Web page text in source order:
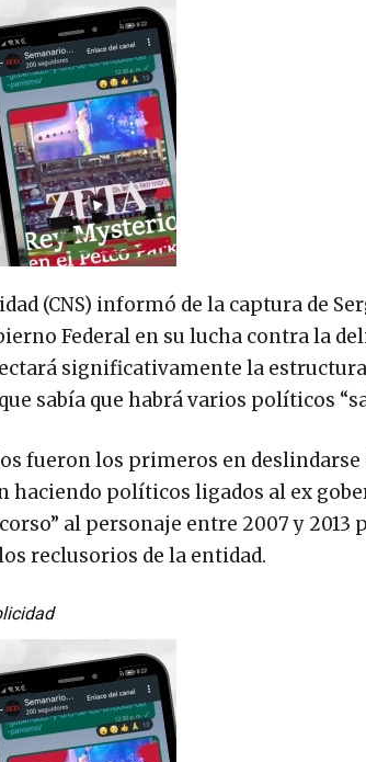
(CNS) informó de la captura de
Federal en su lucha contra la
significativamente la
sabía que habrá varios políticos
fueron los primeros en deslindarse
haciendo políticos ligados al ex
al personaje entre 2007 y 2013
reclusorios de la entidad.